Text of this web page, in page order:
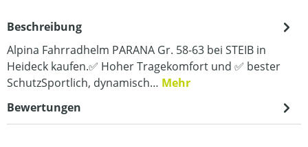
Beschreibung
Alpina Fahrradhelm PARANA Gr. 58-63 bei STEIB in
Heideck kaufen.✅ Hoher Tragekomfort und ✅ bester
SchutzSportlich, dynamisch… Mehr
Bewertungen